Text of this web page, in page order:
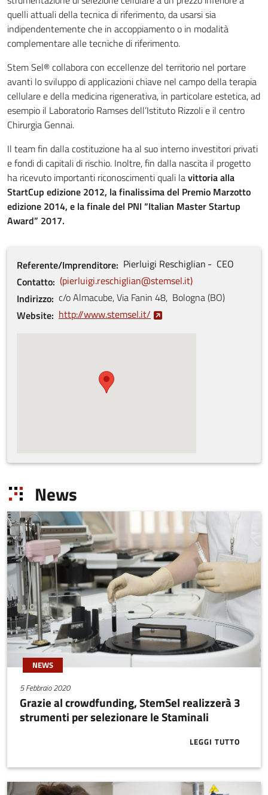
quelli attuali della tecnica di riferimento, da usarsi sia
indipendentemente che in accoppiamento o in modalità
complementare alle tecniche di riferimento.
Stem Sel® collabora con eccellenze del territorio nel portare
avanti lo sviluppo di applicazioni chiave nel campo della terapia
cellulare e della medicina rigenerativa, in particolare estetica, ad
esempio il Laboratorio Ramses dell’Istituto Rizzoli e il centro
Chirurgia Gennai.
Il team fin dalla costituzione ha al suo interno investitori privati
e fondi di capitali di rischio. Inoltre, fin dalla nascita il progetto
ha ricevuto importanti riconoscimenti quali lavittoria alla
StartCup edizione 2012, la finalissima del Premio Marzotto
edizione 2014, e la finale del PNI “Italian Master Startup
Award” 2017.
Referente/Imprenditore Pierluigi Reschiglian
CEO
Contatto
pierluigi.reschiglian@stemsel.it
Indirizzo c/o Almacube, Via Fanin 48, Bologna(BO)
Website http://www.stemsel.it/
News
NEWS
5 Febbraio 2020
Grazie al crowdfunding, StemSel realizzerà 3
strumenti per selezionare le Staminali
LEGGI TUTTO
ABOUT